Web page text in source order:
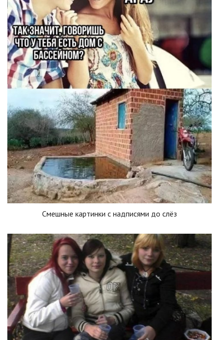
Смешные картинки с надписями до слёз